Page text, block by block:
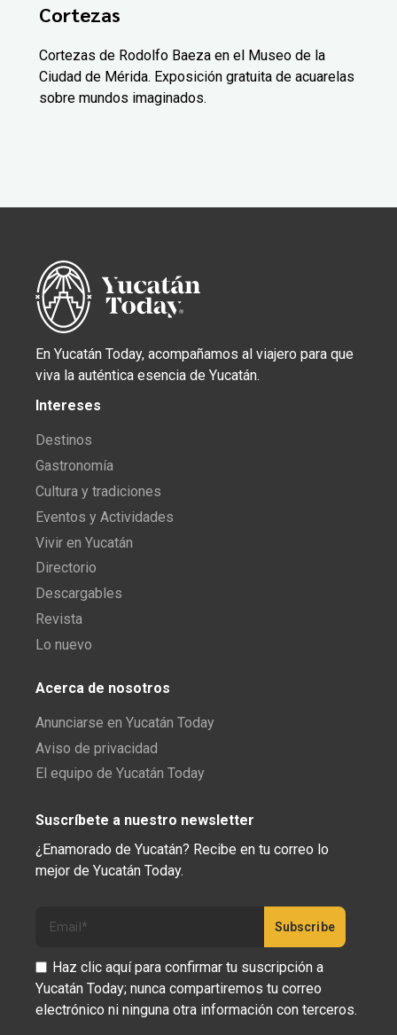
Cortezas
Cortezas de Rodolfo Baeza en el Museo de la
Ciudad de Mérida. Exposición gratuita de acuarelas
sobre mundos imaginados.
En Yucatán Today, acompañamos al viajero para que
viva la auténtica esencia de Yucatán.
Intereses
Destinos
Gastronomía
Cultura y tradiciones
Eventos y Actividades
Vivir en Yucatán
Directorio
Descargables
Revista
Lo nuevo
Acerca de nosotros
Anunciarse en Yucatán Today
Aviso de privacidad
El equipo de Yucatán Today
Suscríbete a nuestro newsletter
¿Enamorado de Yucatán? Recibe en tu correo lo
mejor de Yucatán Today.
Haz clic aquí para confirmar tu suscripción a
Yucatán Today; nunca compartiremos tu correo
electrónico ni ninguna otra información con terceros.